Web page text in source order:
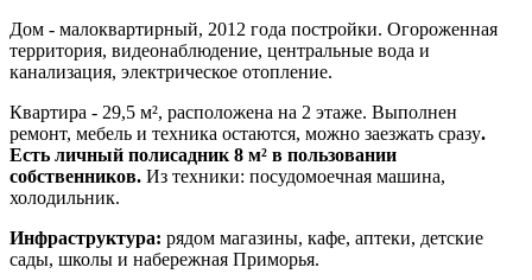
Дом - малоквартирный, 2012 года постройки. Огороженная
территория, видеонаблюдение, центральные вода и
канализация, электрическое отопление.
Квартира - 29,5 м², расположена на 2 этаже. Выполнен
ремонт, мебель и техника остаются, можно заезжать сразу.
Есть личный полисадник 8 м² в пользовании
собственников. Из техники: посудомоечная машина,
холодильник.
Инфраструктура: рядом магазины, кафе, аптеки, детские
сады, школы и набережная Приморья.